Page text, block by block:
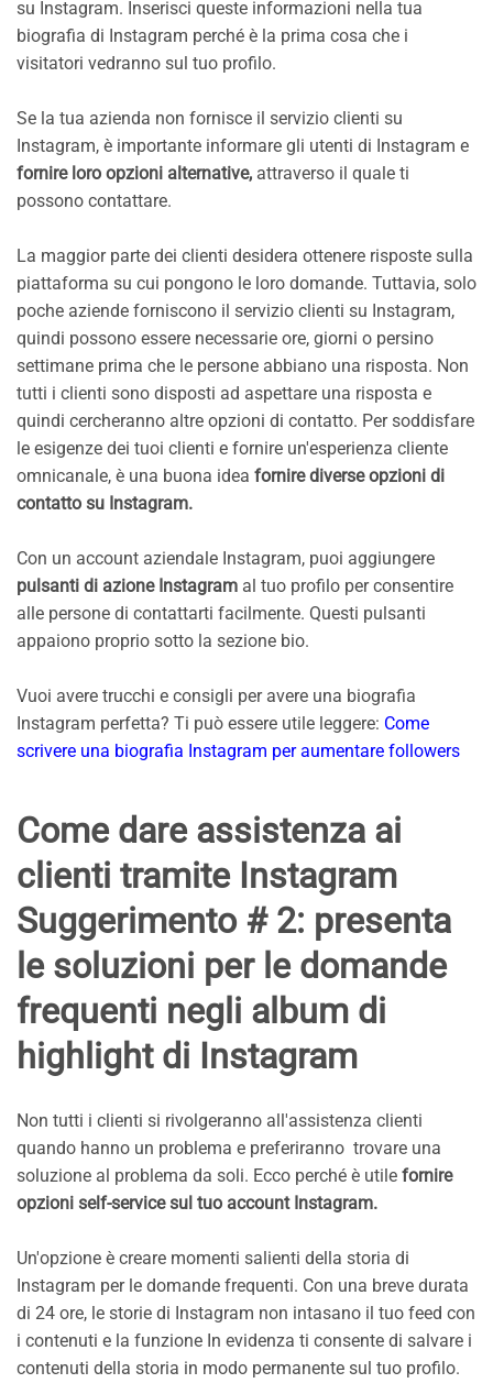
su Instagram. Inserisci queste informazioni nella tua
biografia di Instagram perché è la prima cosa che i
visitatori vedranno sul tuo profilo.
Se la tua azienda non fornisce il servizio clienti su
Instagram, è importante informare gli utenti di Instagram e
fornire loro opzioni alternative, attraverso il quale ti
possono contattare.
La maggior parte dei clienti desidera ottenere risposte sulla
piattaforma su cui pongono le loro domande. Tuttavia, solo
poche aziende forniscono il servizio clienti su Instagram,
quindi possono essere necessarie ore, giorni o persino
settimane prima che le persone abbiano una risposta. Non
tutti i clienti sono disposti ad aspettare una risposta e
quindi cercheranno altre opzioni di contatto. Per soddisfare
le esigenze dei tuoi clienti e fornire un'esperienza cliente
omnicanale, è una buona idea fornire diverse opzioni di
contatto su Instagram.
Con un account aziendale Instagram, puoi aggiungere
pulsanti di azione Instagram al tuo profilo per consentire
alle persone di contattarti facilmente. Questi pulsanti
appaiono proprio sotto la sezione bio.
Vuoi avere trucchi e consigli per avere una biografia
Instagram perfetta? Ti può essere utile leggere: Come
scrivere una biografia Instagram per aumentare followers
Come dare assistenza ai
clienti tramite Instagram
Suggerimento # 2: presenta
le soluzioni per le domande
frequenti negli album di
highlight di Instagram
Non tutti i clienti si rivolgeranno all'assistenza clienti
quando hanno un problema e preferiranno trovare una
soluzione al problema da soli. Ecco perché è utile fornire
opzioni self-service sul tuo account Instagram.
Un'opzione è creare momenti salienti della storia di
Instagram per le domande frequenti. Con una breve durata
di 24 ore, le storie di Instagram non intasano il tuo feed con
i contenuti e la funzione In evidenza ti consente di salvare i
contenuti della storia in modo permanente sul tuo profilo.